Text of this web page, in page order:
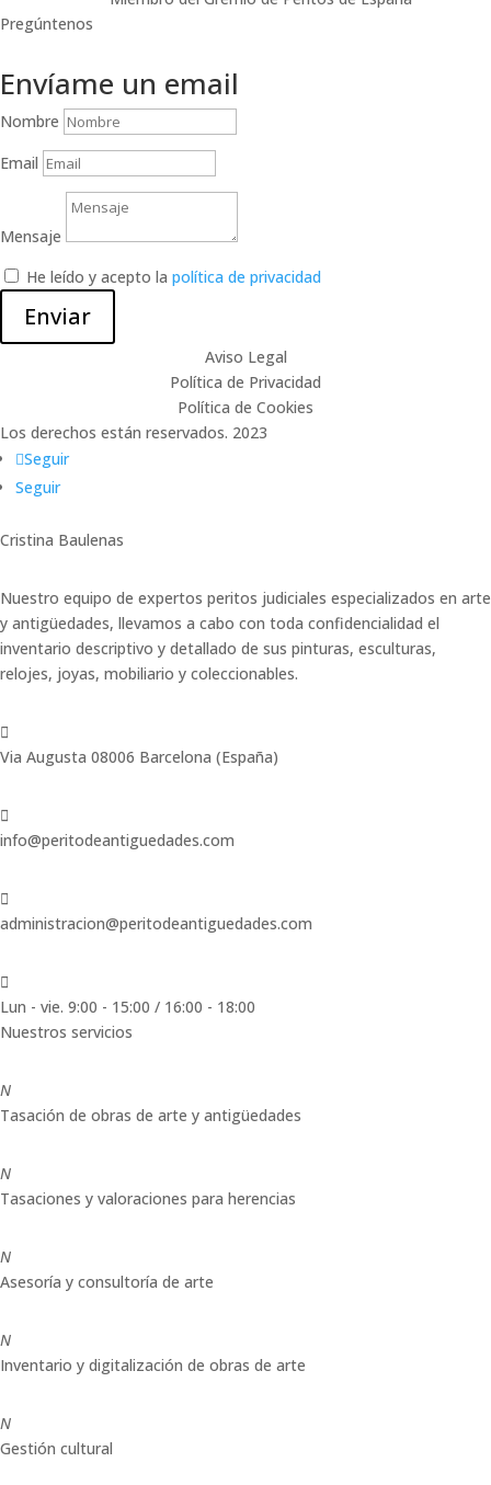
Pregúntenos
Envíame un email
Nombre
Email
Mensaje
He leído y acepto la política de privacidad
Enviar
Aviso Legal
Política de Privacidad
Política de Cookies
Los derechos están reservados. 2023
Seguir
Seguir
Cristina Baulenas
Nuestro equipo de expertos peritos judiciales especializados en arte
y antigüedades, llevamos a cabo con toda confidencialidad el
inventario descriptivo y detallado de sus pinturas, esculturas,
relojes, joyas, mobiliario y coleccionables.

Via Augusta 08006 Barcelona (España)

info@peritodeantiguedades.com

administracion@peritodeantiguedades.com

Lun - vie. 9:00 - 15:00 / 16:00 - 18:00
Nuestros servicios
N
Tasación de obras de arte y antigüedades
N
Tasaciones y valoraciones para herencias
N
Asesoría y consultoría de arte
N
Inventario y digitalización de obras de arte
N
Gestión cultural